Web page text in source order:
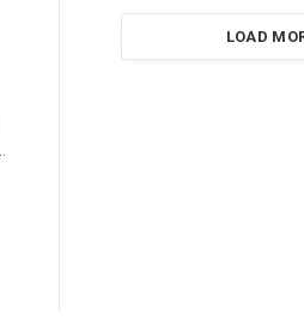
LOAD